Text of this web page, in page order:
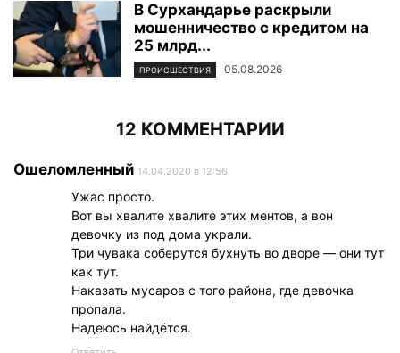
В Сурхандарье раскрыли
мошенничество с кредитом на
25 млрд...
ПРОИСШЕСТВИЯ 05.08.2026
12 КОММЕНТАРИИ
Ошеломленный 14.04.2020 в 12:56
Ужас просто.
Вот вы хвалите хвалите этих ментов, а вон
девочку из под дома украли.
Три чувака соберутся бухнуть во дворе — они тут
как тут.
Наказать мусаров с того района, где девочка
пропала.
Надеюсь найдётся.